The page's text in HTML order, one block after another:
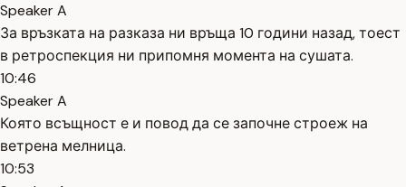
Speaker A
За връзката на разказа ни връща 10 години назад, тоест
в ретроспекция ни припомня момента на сушата.
10:46
Speaker A
Която всъщност е и повод да се започне строеж на
ветрена мелница.
10:53